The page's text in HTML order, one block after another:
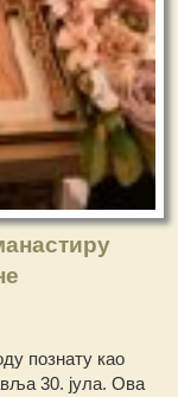
познату као
30. јула. Ова